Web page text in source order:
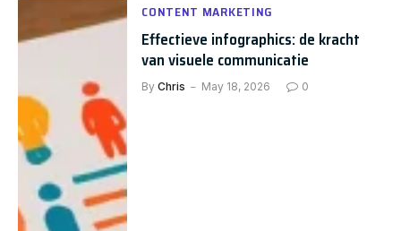
CONTENT MARKETING
Effectieve infographics: de kracht
van visuele communicatie
By Chris May 18, 2026 0